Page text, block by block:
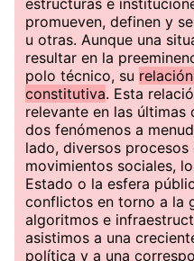
estructuras e
promueven, definen y
u otras. Aunque una
resultar en la
polo técnico, su
constitutiva. Esta
relevante en las últimas
dos fenómenos a
lado, diversos
movimientos sociales,
Estado o la esfera
conflictos en torno a la
algoritmos e
asistimos a una
política y a una